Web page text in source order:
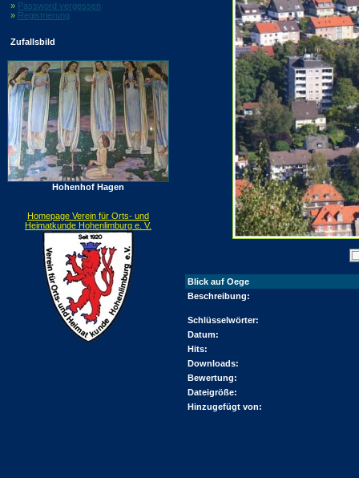
» Password vergessen
» Registrierung
Zufallsbild
Hohenhof Hagen
Homepage Verein für Orts- und
Heimatkunde Hohenlimburg e. V.
Blick auf Oege
Beschreibung:
Schlüsselwörter:
Datum:
Hits:
Downloads:
Bewertung:
Dateigröße:
Hinzugefügt von: